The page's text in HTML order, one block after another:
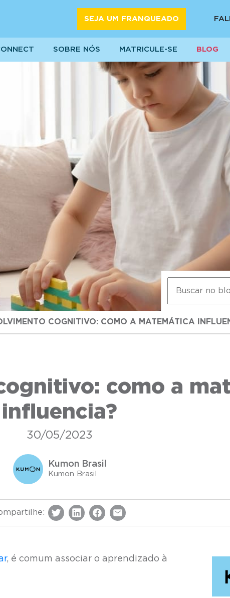
SEJA UM FRANQUEADO
SOBRE NÓS MATRICULE-SE BLOG
COGNITIVO: COMO A MATEMÁTICA
como a
influencia?
30/05/2023
Kumon Brasil
Kumon Brasil
, é comum associar o aprendizado à